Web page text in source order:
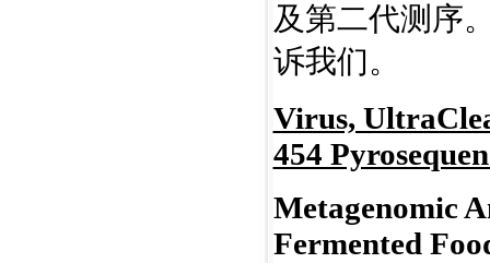
及第二代测序
诉我们。
Virus,
454
Metagenomic
Fermented